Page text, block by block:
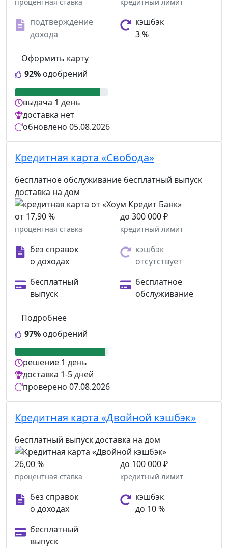
подтверждение
дохода
кэшбэк
3 %
92% одобрений
Оформить карту
выдача 1 день
доставка нет
обновлено 05.08.2026
Кредитная карта «Свобода»
бесплатное обслуживание бесплатный выпуск
доставка на дом
от 17,90 %
процентная ставка
до 300 000 ₽
кредитный лимит
без справок
о доходах
кэшбэк
отсутствует
бесплатный
выпуск
бесплатное
обслуживание
97% одобрений
Подробнее
решение 1 день
доставка 1-5 дней
проверено 07.08.2026
Кредитная карта «Двойной кэшбэк»
бесплатный выпускдоставка на дом
26,00 %
процентная ставка
до 100 000 ₽
кредитный лимит
без справок
о доходах
кэшбэк
до 10 %
бесплатный
выпуск